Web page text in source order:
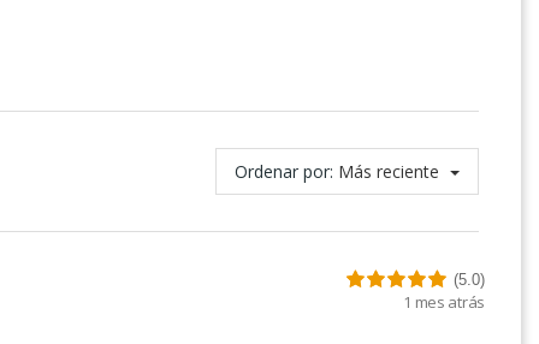
Ordenar por: Más reciente
(5.0)
1 mes atrás